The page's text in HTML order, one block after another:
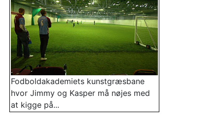
Fodboldakademiets kunstgræsbane
hvor Jimmy og Kasper må nøjes med
at kigge på...